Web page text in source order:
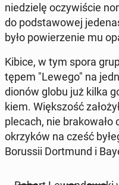
niedzielę oczy­wiś­cie
do pod­sta­wowej
było powierze­nie mu
Kibice, w tym spora
tępem "Lewego" na
dionów globu już kilka
kiem. Więk­szość
plecach, nie
okrzyków na cześć
Borus­sii Dort­mund i